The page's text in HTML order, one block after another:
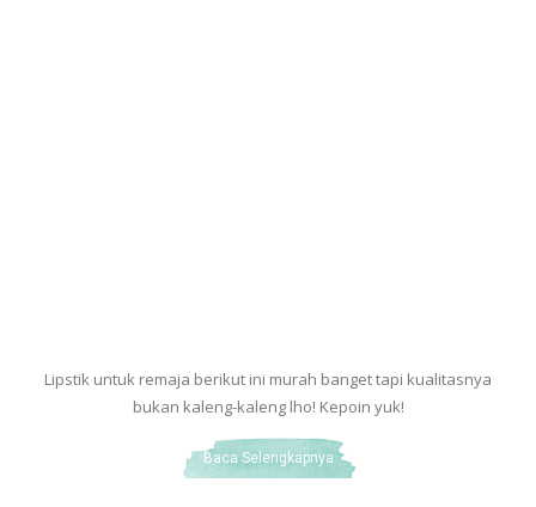
Lipstik untuk remaja berikut ini murah banget tapi kualitasnya
bukan kaleng-kaleng lho! Kepoin yuk!
Baca Selengkapnya